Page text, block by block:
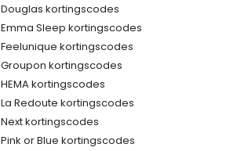
Douglas kortingscodes
Emma Sleep kortingscodes
Feelunique kortingscodes
Groupon kortingscodes
HEMA kortingscodes
La Redoute kortingscodes
Next kortingscodes
Pink or Blue kortingscodes